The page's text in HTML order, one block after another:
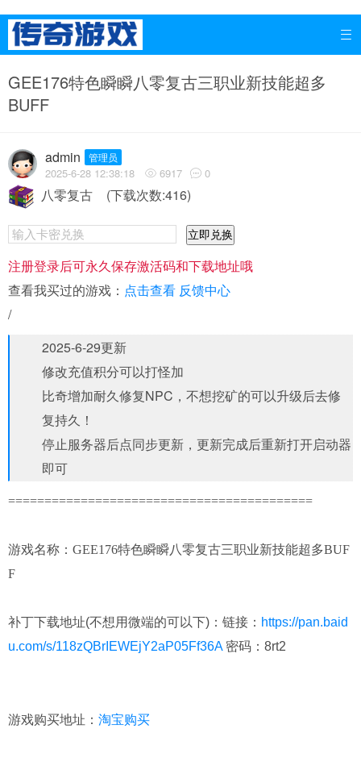

GEE176特色瞬瞬八零复古三职业新技能超多
BUFF
admin 管理员
2025-6-28 12:38:18  6917  0
八零复古 (下载次数:416)
立即兑换
注册登录后可永久保存激活码和下载地址哦
查看我买过的游戏： 点击查看 反馈中心
/
2025-6-29更新
修改充值积分可以打怪加
比奇增加耐久修复NPC，不想挖矿的可以升级后去修
复持久！
停止服务器后点同步更新，更新完成后重新打开启动器
即可
==========================================
游戏名称：GEE176特色瞬瞬八零复古三职业新技能超多BUF
F
补丁下载地址(不想用微端的可以下)：链接： https://pan.baid
u.com/s/118zQBrIEWEjY2aP05Ff36A密码：8rt2
游戏购买地址： 淘宝购买